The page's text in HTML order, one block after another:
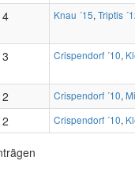
4 Knau ´15, Triptis
3 Crispendorf ´10,
2 Crispendorf ´10,
2 Crispendorf ´10,